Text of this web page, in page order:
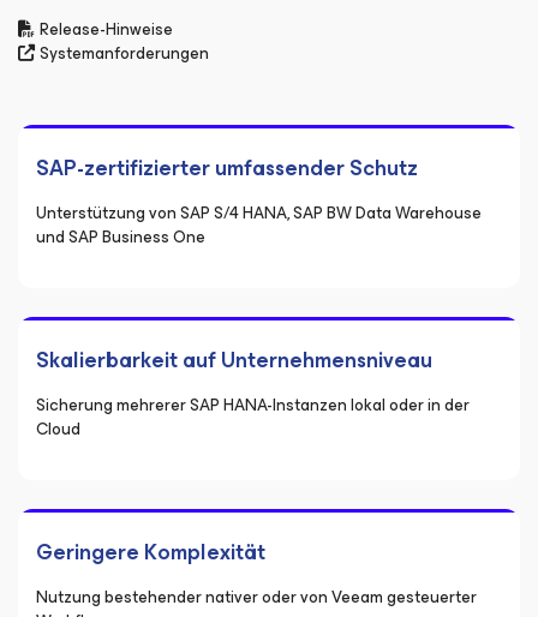
Release-Hinweise
Systemanforderungen
SAP-zertifizierter umfassender Schutz
Unterstützung von SAP S/4 HANA, SAP BW Data Warehouse
und SAP Business One
Skalierbarkeit auf Unternehmensniveau
Sicherung mehrerer SAP HANA-Instanzen lokal oder in der
Cloud
Geringere Komplexität
Nutzung bestehender nativer oder von Veeam gesteuerter